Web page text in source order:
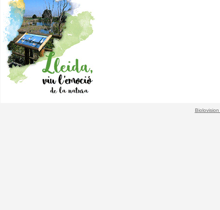
Biolovision